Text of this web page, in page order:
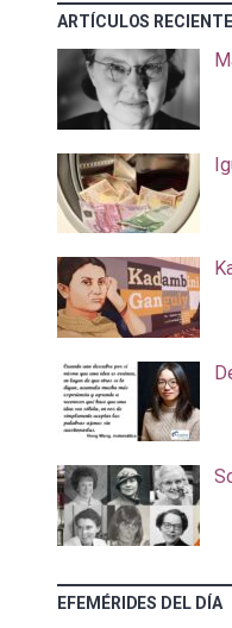
ARTÍCULOS
EFEMÉRIDES DEL DÍA